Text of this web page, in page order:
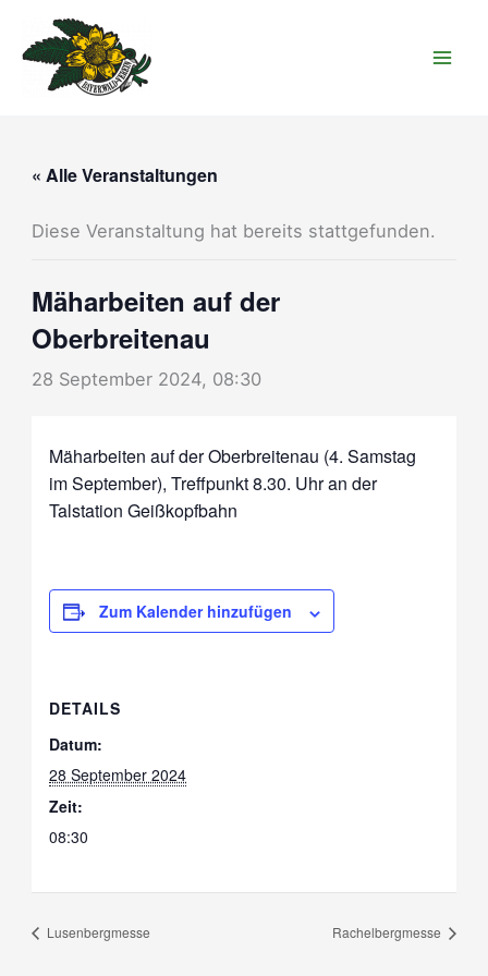
Inhalt
springen
« Alle Veranstaltungen
Diese Veranstaltung hat bereits stattgefunden.
Mäharbeiten auf der
Oberbreitenau
28 September 2024, 08:30
Mäharbeiten auf der Oberbreitenau (4. Samstag
im September), Treffpunkt 8.30. Uhr an der
Talstation Geißkopfbahn
Zum Kalender hinzufügen
DETAILS
Datum:
28 September 2024
Zeit:
08:30
Lusenbergmesse Rachelbergmesse